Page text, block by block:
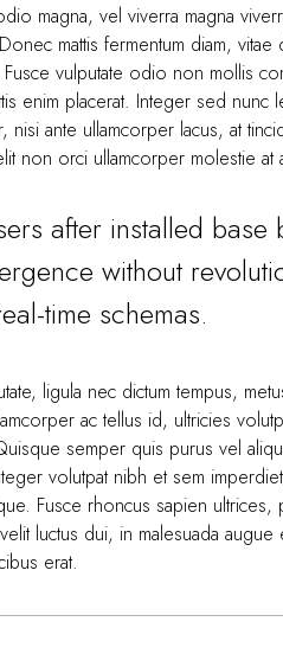
magna, vel viverra magna
mattis fermentum diam,
vulputate odio non mollis
enim placerat. Integer sed
ante ullamcorper lacus, at
orci ullamcorper molestie at
after installed base
without
time schemas.
ligula nec dictum tempus,
ac tellus id, ultricies
semper quis purus vel
volutpat nibh et sem
Fusce rhoncus sapien
luctus dui, in malesuada
erat.